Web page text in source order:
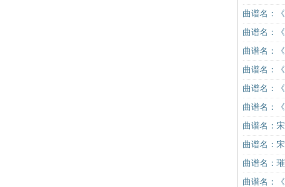
吉他谱
曲谱名：
谱C调简单
曲谱名：
版（酷音
谱
曲谱名：
版酷音小
曲谱名：
进阶版（
吉他谱
曲谱名：
谱C调简单
曲谱名：
进阶版（
吉他谱
曲谱名：
谱C调简单
吉他谱
曲谱名：
谱G调初级
学）吉他谱
曲谱名：
曲谱名：